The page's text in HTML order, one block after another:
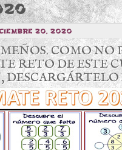
20, 2020
COMO
RETO DE ESTE